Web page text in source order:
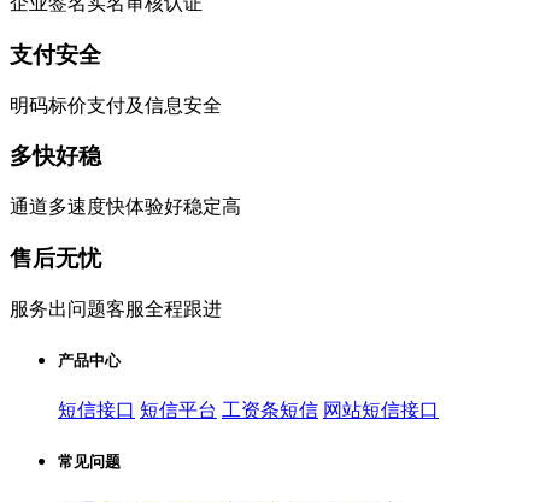
支付安全
明码标价支付及信息安全
多快好稳
通道多速度快体验好稳定高
售后无忧
服务出问题客服全程跟进
产品中心
短信接口 短信平台 工资条短信 网站短信接口
常见问题